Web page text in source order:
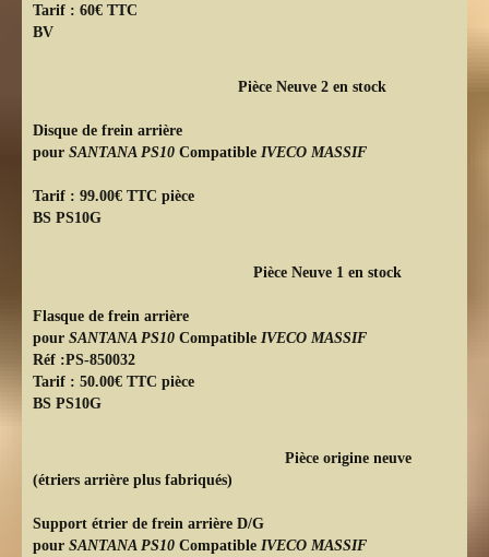
Tarif : 60€ TTC
BV
Pièce Neuve 2 en stock
Disque de frein arrière
pour SANTANA PS10 Compatible IVECO MASSIF
Tarif : 99.00€ TTC pièce
BS PS10G
Pièce Neuve 1 en stock
Flasque de frein arrière
pour SANTANA PS10 Compatible IVECO MASSIF
Réf :PS-850032
Tarif : 50.00€ TTC pièce
BS PS10G
Pièce origine neuve
(étriers arrière plus fabriqués)
Support étrier de frein arrière D/G
pour SANTANA PS10 Compatible IVECO MASSIF